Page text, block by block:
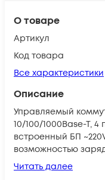
О товаре
Артикул
Код товара
Все характеристики
Описание
Управляемый
10/100/1000Base-T, 4
встроенный БП
возможностью
Читать далее